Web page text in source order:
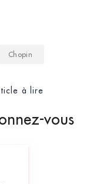
Chopin
à lire
vous